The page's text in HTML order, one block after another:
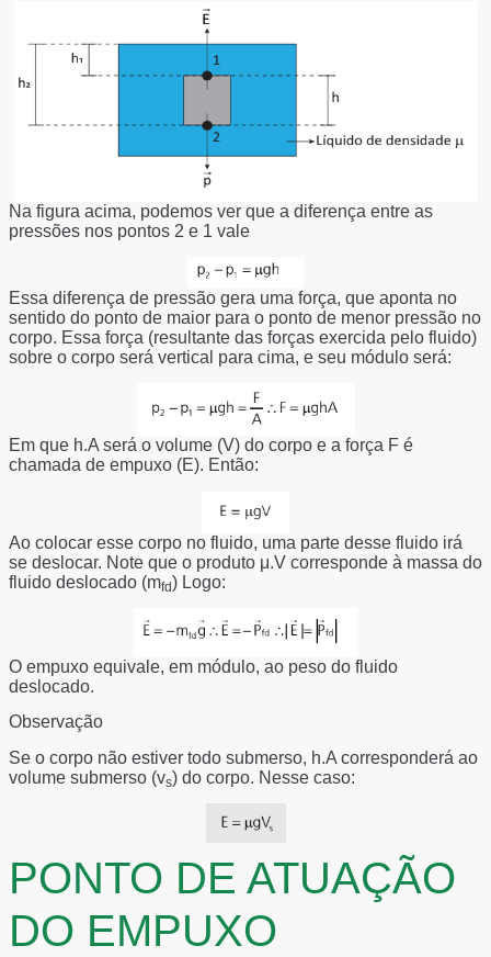
Na figura acima, podemos ver que a diferença entre as
pressões nos pontos 2 e 1 vale
Essa diferença de pressão gera uma força, que aponta no
sentido do ponto de maior para o ponto de menor pressão no
corpo. Essa força (resultante das forças exercida pelo fluido)
sobre o corpo será vertical para cima, e seu módulo será:
Em que h.A será o volume (V) do corpo e a força F é
chamada de empuxo (E). Então:
Ao colocar esse corpo no fluido, uma parte desse fluido irá
se deslocar. Note que o produto μ.V corresponde à massa do
fluido deslocado (mfd) Logo:
O empuxo equivale, em módulo, ao peso do fluido
deslocado.
Observação
Se o corpo não estiver todo submerso, h.A corresponderá ao
volume submerso (vs) do corpo. Nesse caso:
PONTO DE ATUAÇÃO
DO EMPUXO